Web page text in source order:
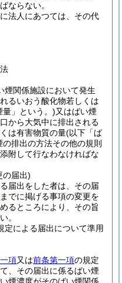
ならない。
法人にあつては、その代
煙関係施設において発生
るいおう酸化物若しくは
量」という。)又はばい煙
から大気中に排出される
は有害物質の量(以下「ば
の排出の方法その他の規則
附して行なわなければな
の届出)
届出をした者は、その届
までに掲げる事項の変更を
るところにより、その旨
。
定による届出について準用
項又は前条第一項の規定
、その届出に係るばい煙